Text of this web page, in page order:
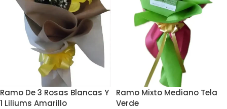
Ramo De 3 Rosas Blancas Y
1 Liliums Amarillo
Ramo Mixto Mediano Tela
Verde